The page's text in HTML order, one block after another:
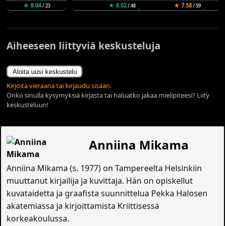
★ 8.04/ 23 ★ 8.02/ 48 ★ 7.58/ 59
Aiheeseen liittyviä keskusteluja
Aloita uusi keskustelu
Kirjoita vieraana tai kirjaudu sisään.
Onko sinulla kysymyksiä kirjasta tai haluatko jakaa mielipiteesi? Liity
keskusteluun!
Anniina Mikama
Anniina Mikama (s. 1977) on Tampereelta Helsinkiin
muuttanut kirjailija ja kuvittaja. Hän on opiskellut
kuvataidetta ja graafista suunnittelua Pekka Halosen
akatemiassa ja kirjoittamista Kriittisessä
korkeakoulussa.